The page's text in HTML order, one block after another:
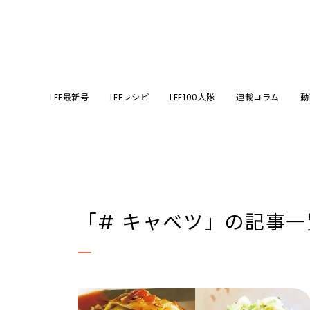
LEE最新号 LEEレシピ LEE100人隊 連載コラム
「# キャベツ」 の記事